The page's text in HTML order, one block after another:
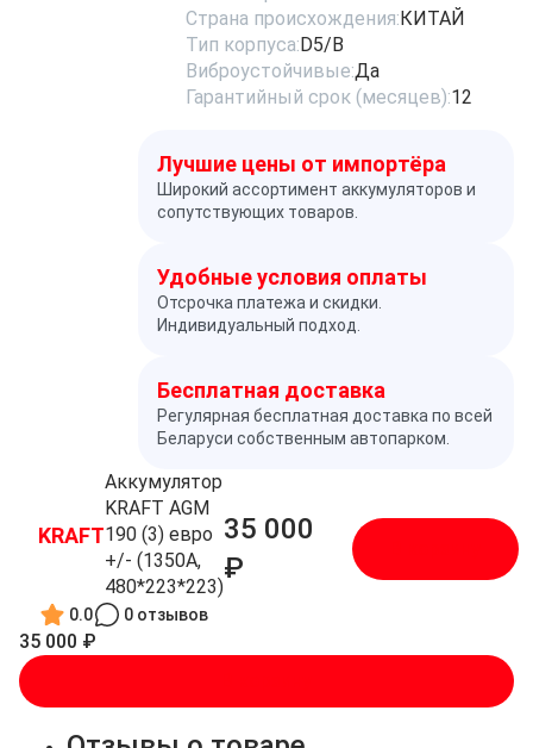
Страна происхождения:КИТАЙ
Тип корпуса:D5/B
Виброустойчивые:Да
Гарантийный срок (месяцев):12
Лучшие цены от импортёра
Широкий ассортимент аккумуляторов и
сопутствующих товаров.
Удобные условия оплаты
Отсрочка платежа и скидки.
Индивидуальный подход.
Бесплатная доставка
Регулярная бесплатная доставка по всей
Беларуси собственным автопарком.
KRAFT
Аккумулятор
KRAFT AGM
190 (3) евро
+/- (1350A,
480*223*223)
0.0 0 отзывов
35 000
₽
35 000 ₽